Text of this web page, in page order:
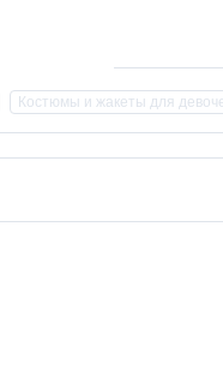
Костюмы и жакеты для